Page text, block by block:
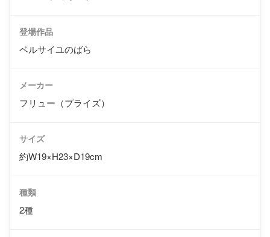
登場作品
ベルサイユのばら
メーカー
フリュー（プライズ）
サイズ
約W19×H23×D19cm
種類
2種